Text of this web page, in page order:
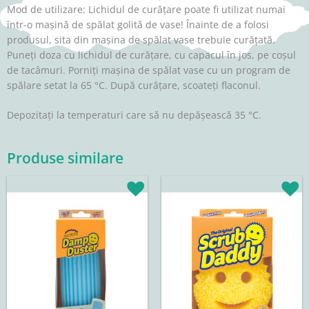
Mod de utilizare: Lichidul de curățare poate fi utilizat numai
într-o mașină de spălat golită de vase! Înainte de a folosi
produsul, sita din mașina de spălat vase trebuie curățată.
Puneți doza cu lichidul de curățare, cu capacul în jos, pe coșul
de tacâmuri. Porniți mașina de spălat vase cu un program de
spălare setat la 65 °C. După curățare, scoateți flaconul.
Depozitați la temperaturi care să nu depășească 35 °C.
Produse similare
inițial
29,90lei.
curent
25,42lei.